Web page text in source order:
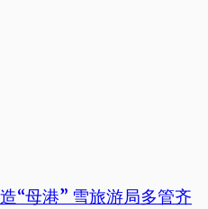
“母港” 雪旅游局多管齐